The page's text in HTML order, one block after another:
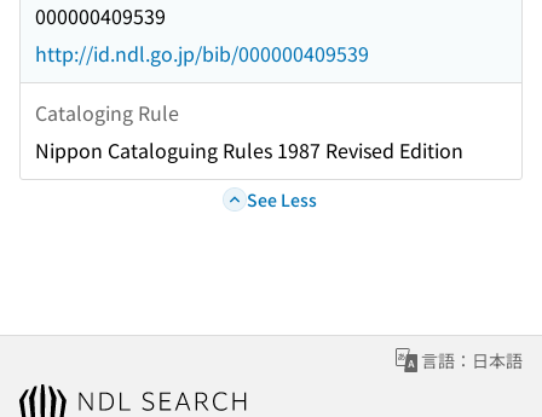
000000409539
http://id.ndl.go.jp/bib/000000409539
Cataloging Rule
Nippon Cataloguing Rules 1987 Revised Edition
See Less
言語：日本語